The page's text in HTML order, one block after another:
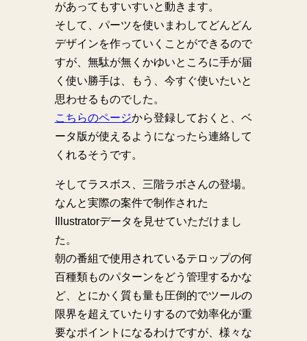
があってもすいすいと動きます。
そして、パーツを使いまわしてどんどん
デザインを作っていくことができるので
すが、無駄が無くかゆいところに手が届
く使い勝手は、もう、今すぐ使いたいと
思わせるものでした。
こちらのページから登録しておくと、ベ
ータ版が使えるようになったら連絡して
くれるそうです。
そしてラスボス、三階ラボさんの登場。
なんと実際の案件で制作された
Illustratorデータを見せていただけまし
た。
朝の番組で使用されているテロップの何
百種類ものパターンをどう管理するかな
ど、とにかく質も量も圧倒的でツールの
限界を超えていたりするので効率化が重
要なポイントになるわけですが、様々な